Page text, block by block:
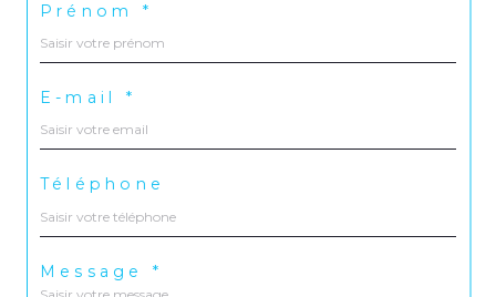
Prénom *
E-mail *
Téléphone
Message *